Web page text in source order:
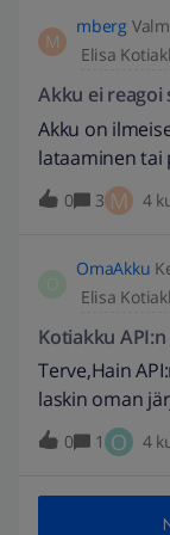
M
mberg
Elisa
Akku ei
Akku on
lataaminen
hinnasta
muuten lataus
joku
eilen klo 21, ei
0 3 M 4
OmaAkku
Elisa
Kotiakku
Terve,Hain
laskin oman
lämpötila oli
0 1 O 4